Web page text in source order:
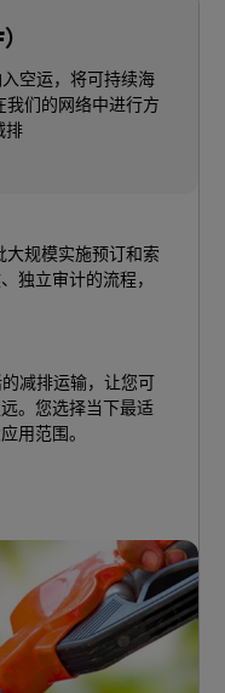
空运，将可持续海
我们的网络中进行方
排
大规模实施预订和索
独立审计的流程，
减排运输，让您可
。您选择当下最适
用范围。